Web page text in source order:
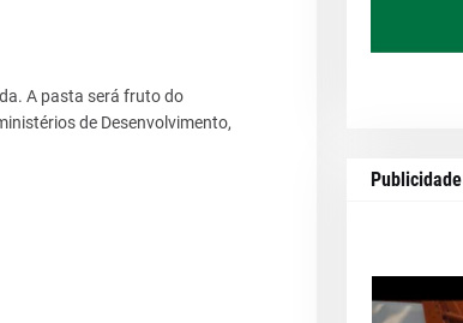
A pasta será fruto do
de Desenvolvimento,
Publicidade